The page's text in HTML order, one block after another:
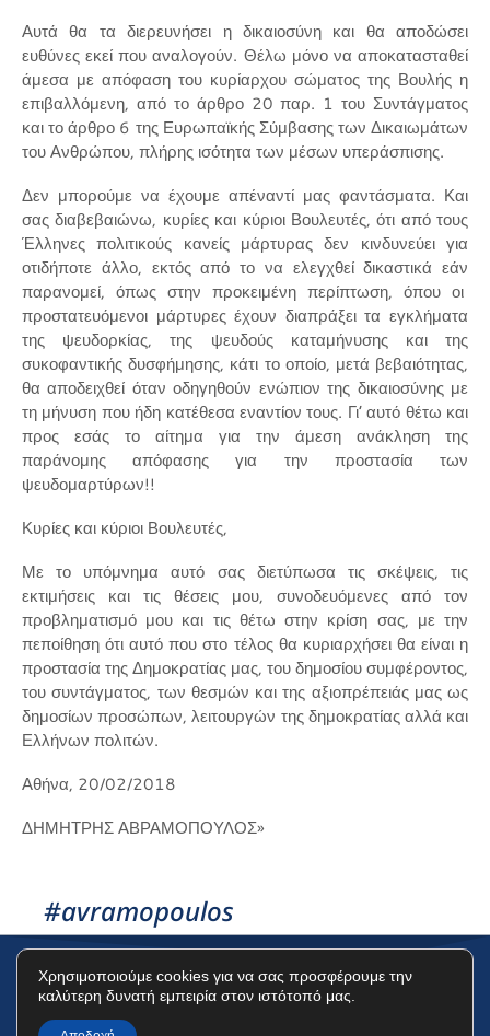
Αυτά θα τα διερευνήσει η δικαιοσύνη και θα αποδώσει
ευθύνες εκεί που αναλογούν. Θέλω μόνο να αποκατασταθεί
άμεσα με απόφαση του κυρίαρχου σώματος της Βουλής η
επιβαλλόμενη, από το άρθρο 20 παρ. 1 του Συντάγματος
και το άρθρο 6 της Ευρωπαϊκής Σύμβασης των Δικαιωμάτων
του Ανθρώπου, πλήρης ισότητα των μέσων υπεράσπισης.
Δεν μπορούμε να έχουμε απέναντί μας φαντάσματα. Και
σας διαβεβαιώνω, κυρίες και κύριοι Βουλευτές, ότι από τους
Έλληνες πολιτικούς κανείς μάρτυρας δεν κινδυνεύει για
οτιδήποτε άλλο, εκτός από το να ελεγχθεί δικαστικά εάν
παρανομεί, όπως στην προκειμένη περίπτωση, όπου οι
προστατευόμενοι μάρτυρες έχουν διαπράξει τα εγκλήματα
της ψευδορκίας, της ψευδούς καταμήνυσης και της
συκοφαντικής δυσφήμησης, κάτι το οποίο, μετά βεβαιότητας,
θα αποδειχθεί όταν οδηγηθούν ενώπιον της δικαιοσύνης με
τη μήνυση που ήδη κατέθεσα εναντίον τους. Γι’ αυτό θέτω και
προς εσάς το αίτημα για την άμεση ανάκληση της
παράνομης απόφασης για την προστασία των
ψευδομαρτύρων!!
Κυρίες και κύριοι Βουλευτές,
Με το υπόμνημα αυτό σας διετύπωσα τις σκέψεις, τις
εκτιμήσεις και τις θέσεις μου, συνοδευόμενες από τον
προβληματισμό μου και τις θέτω στην κρίση σας, με την
πεποίθηση ότι αυτό που στο τέλος θα κυριαρχήσει θα είναι η
προστασία της Δημοκρατίας μας, του δημοσίου συμφέροντος,
του συντάγματος, των θεσμών και της αξιοπρέπειάς μας ως
δημοσίων προσώπων, λειτουργών της δημοκρατίας αλλά και
Ελλήνων πολιτών.
Αθήνα, 20/02/2018
ΔΗΜΗΤΡΗΣ ΑΒΡΑΜΟΠΟΥΛΟΣ»
#avramopoulos
Όροι ΧρήσηςΠολιτική Προστασίας Δεδομένων
Χρησιμοποιούμε cookies για να σας προσφέρουμε την
καλύτερη δυνατή εμπειρία στον ιστότοπό μας.